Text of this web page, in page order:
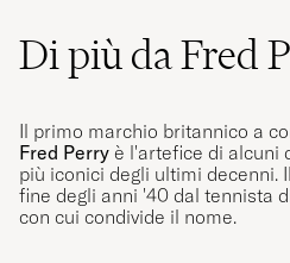
Di più da Fred
Il primo marchio britannico a
Fred Perry è l'artefice di alcuni
più iconici degli ultimi decenni.
fine degli anni '40 dal tennista
con cui condivide il nome.